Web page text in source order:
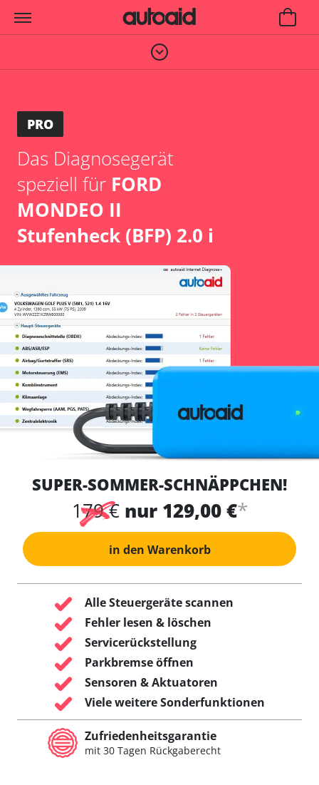
PRO
Das Diagnosegerät
speziell für FORD
MONDEO II
Stufenheck (BFP) 2.0 i
SUPER-SOMMER-SCHNÄPPCHEN!
179 € nur 129,00 €*
in den Warenkorb
Alle Steuergeräte scannen
Fehler lesen & löschen
Servicerückstellung
Parkbremse öffnen
Sensoren & Aktuatoren
Viele weitere Sonderfunktionen
Zufriedenheitsgarantie
mit 30 Tagen Rückgaberecht